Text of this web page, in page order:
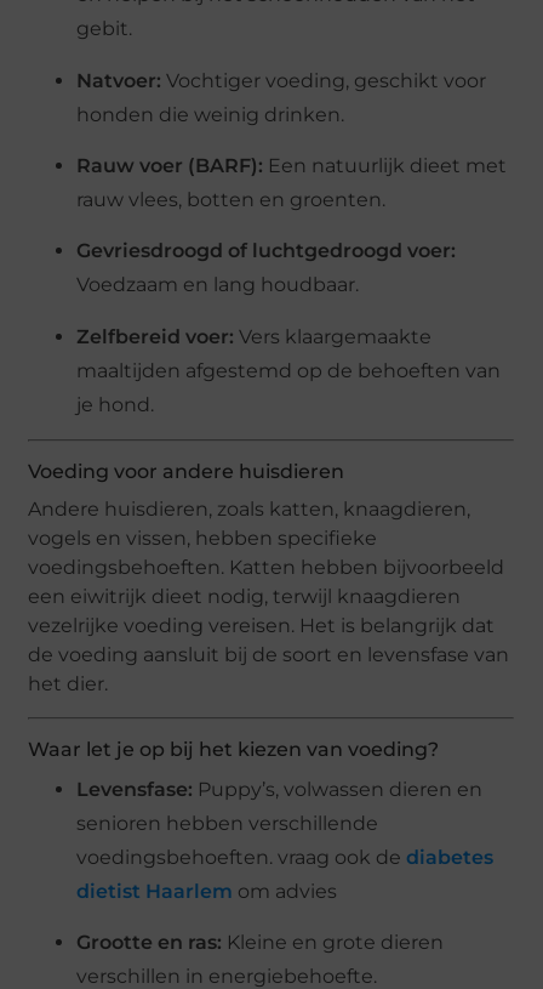
gebit.
Natvoer: Vochtiger voeding, geschikt voor
honden die weinig drinken.
Rauw voer (BARF): Een natuurlijk dieet met
rauw vlees, botten en groenten.
Gevriesdroogd of luchtgedroogd voer:
Voedzaam en lang houdbaar.
Zelfbereid voer: Vers klaargemaakte
maaltijden afgestemd op de behoeften van
je hond.
Voeding voor andere huisdieren
Andere huisdieren, zoals katten, knaagdieren,
vogels en vissen, hebben specifieke
voedingsbehoeften. Katten hebben bijvoorbeeld
een eiwitrijk dieet nodig, terwijl knaagdieren
vezelrijke voeding vereisen. Het is belangrijk dat
de voeding aansluit bij de soort en levensfase van
het dier.
Waar let je op bij het kiezen van voeding?
Levensfase: Puppy’s, volwassen dieren en
senioren hebben verschillende
voedingsbehoeften. vraag ook dediabetes
dietist Haarlem om advies
Grootte en ras: Kleine en grote dieren
verschillen in energiebehoefte.